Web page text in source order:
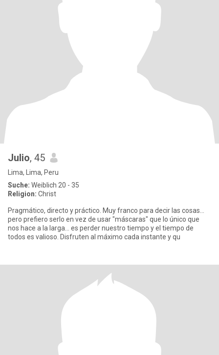
Julio, 45
Lima, Lima, Peru
Suche: Weiblich 20 - 35
Religion: Christ
Pragmático, directo y práctico. Muy franco para decir las cosas...
pero prefiero serlo en vez de usar "máscaras" que lo único que
nos hace a la larga... es perder nuestro tiempo y el tiempo de
todos es valioso. Disfruten al máximo cada instante y qu